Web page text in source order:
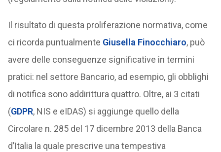
Il risultato di questa proliferazione normativa, come
ci ricorda puntualmente Giusella Finocchiaro, può
avere delle conseguenze significative in termini
pratici: nel settore Bancario, ad esempio, gli obblighi
di notifica sono addirittura quattro. Oltre, ai 3 citati
(GDPR, NIS e eIDAS) si aggiunge quello della
Circolare n. 285 del 17 dicembre 2013 della Banca
d’Italia la quale prescrive una tempestiva